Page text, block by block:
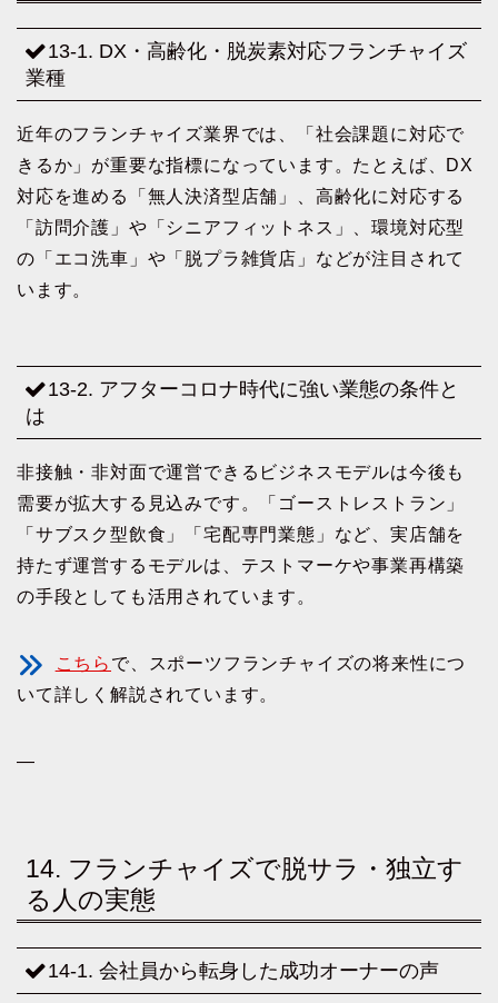
13-1. DX・高齢化・脱炭素対応フランチャイズ
業種
近年のフランチャイズ業界では、「社会課題に対応で
きるか」が重要な指標になっています。たとえば、DX
対応を進める「無人決済型店舗」、高齢化に対応する
「訪問介護」や「シニアフィットネス」、環境対応型
の「エコ洗車」や「脱プラ雑貨店」などが注目されて
います。
13-2. アフターコロナ時代に強い業態の条件と
は
非接触・非対面で運営できるビジネスモデルは今後も
需要が拡大する見込みです。「ゴーストレストラン」
「サブスク型飲食」「宅配専門業態」など、実店舗を
持たず運営するモデルは、テストマーケや事業再構築
の手段としても活用されています。
こちら で、スポーツフランチャイズの将来性につ
いて詳しく解説されています。
—
14. フランチャイズで脱サラ・独立す
る人の実態
14-1. 会社員から転身した成功オーナーの声